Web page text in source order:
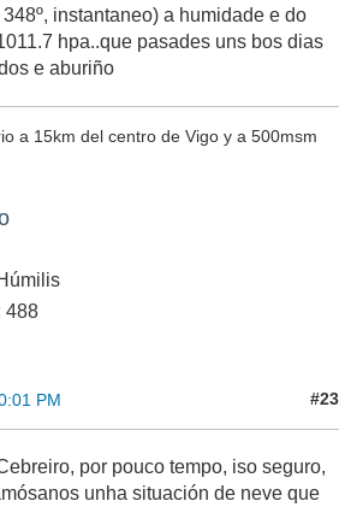
instantaneo) a humidade e do
hpa..que pasades uns bos dias
e aburiño
a 15km del centro de Vigo y a 500msm
488
PM #23
por pouco tempo, iso seguro,
unha situación de neve que